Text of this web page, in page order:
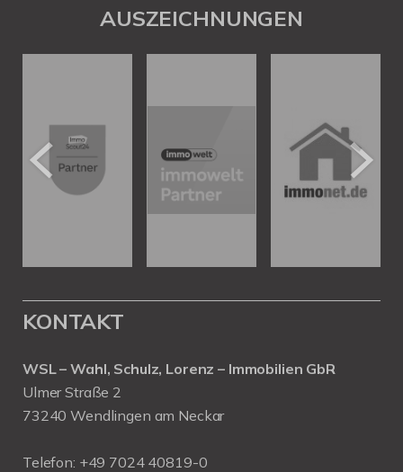
AUSZEICHNUNGEN
KONTAKT
WSL – Wahl, Schulz, Lorenz – Immobilien GbR
Ulmer Straße 2
73240 Wendlingen am Neckar
Telefon: +49 7024 40819-0